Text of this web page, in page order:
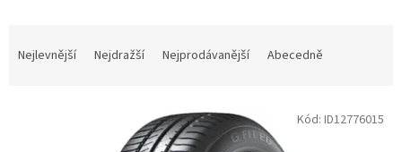
Nejlevnější Nejdražší Nejprodávanější Abecedně
Kód: ID12776015